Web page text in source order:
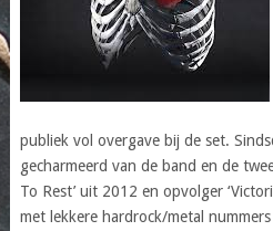
publiek vol overgave bij de set.
gecharmeerd van de band en de
To Rest’ uit 2012 en opvolger
met lekkere hardrock/metal